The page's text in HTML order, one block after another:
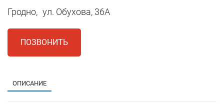
Гродно, ул. Обухова, 36А
ПОЗВОНИТЬ
ОПИСАНИЕ